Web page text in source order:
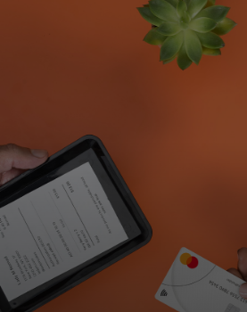
Maailmalle
Innovaattoreille
Uutiset ja trendit